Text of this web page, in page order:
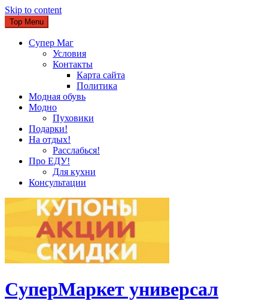
Skip to content
Top Menu
Супер Маг
Условия
Контакты
Карта сайта
Политика
Модная обувь
Модно
Пуховики
Подарки!
На отдых!
Расслабься!
Про ЕДУ!
Для кухни
Консультации
CуперМаркет универсал